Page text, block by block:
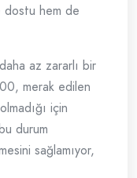
dostu hem de
az zararlı bir
merak edilen
için
durum
sağlamıyor,